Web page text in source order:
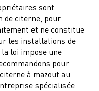
sont
de citerne, pour
et ne constitue
les installations de
loi impose une
pour
à mazout au
spécialisée.